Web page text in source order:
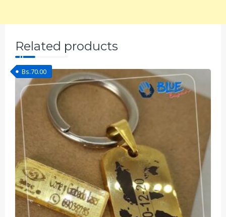
Related products
Bs.70.00